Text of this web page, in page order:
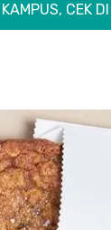
CEK